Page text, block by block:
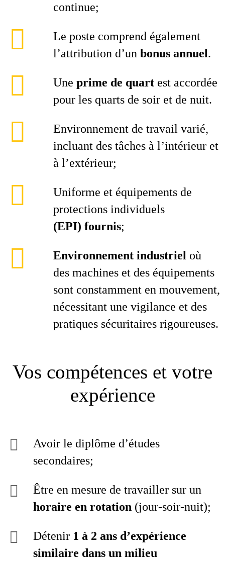
continue;
Le poste comprend également
l’attribution d’un bonus annuel.
Une prime de quart est accordée
pour les quarts de soir et de nuit.
Environnement de travail varié,
incluant des tâches à l’intérieur et
à l’extérieur;
Uniforme et équipements de
protections individuels
(EPI) fournis;
Environnement industriel où
des machines et des équipements
sont constamment en mouvement,
nécessitant une vigilance et des
pratiques sécuritaires rigoureuses.
Vos compétences et votre
expérience
Avoir le diplôme d’études
secondaires;
Être en mesure de travailler sur un
horaire en rotation (jour-soir-nuit);
Détenir 1 à 2 ans d’expérience
similaire dans un milieu